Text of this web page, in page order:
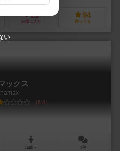
21
お気に入り
94
持ってる
ックス
6.0
12歳～ 3件
い